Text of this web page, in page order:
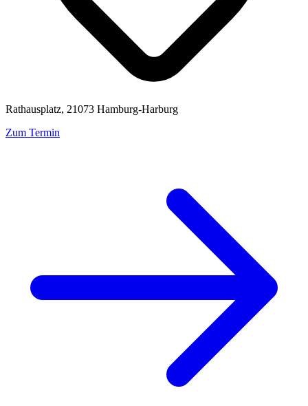
Rathausplatz, 21073 Hamburg-Harburg
Zum Termin